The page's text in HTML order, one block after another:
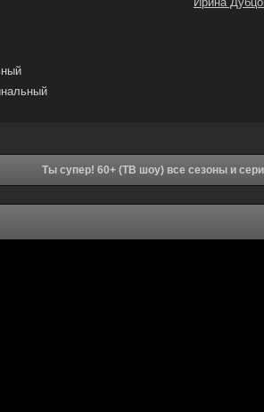
Ты супер! 60+ (ТВ шоу) все сезоны и